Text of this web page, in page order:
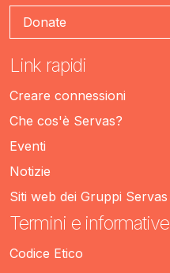
Donate
Link rapidi
Creare connessioni
Che cos'è Servas?
Eventi
Notizie
Siti web dei Gruppi Servas
Termini e informative
Codice Etico